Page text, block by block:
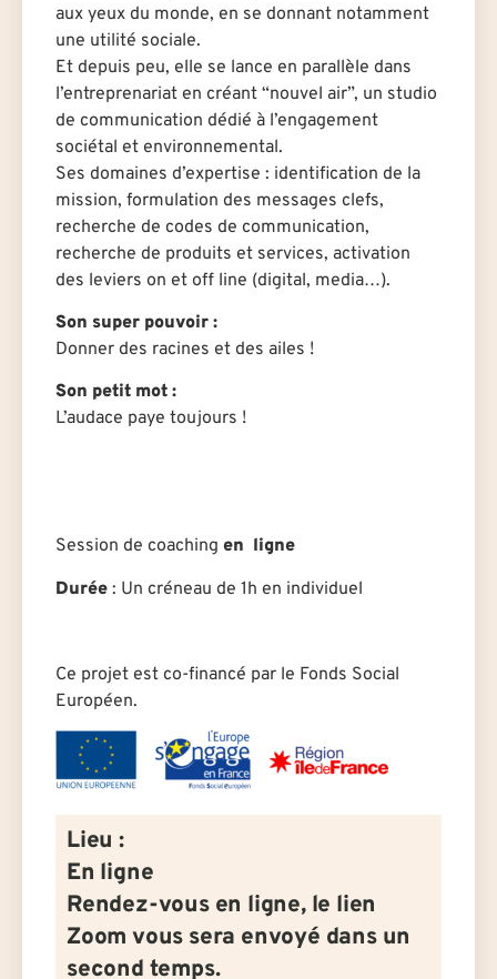
aux yeux du monde, en se donnant notamment
une utilité sociale.
Et depuis peu, elle se lance en parallèle dans
l’entreprenariat en créant “nouvel air”, un studio
de communication dédié à l’engagement
sociétal et environnemental.
Ses domaines d’expertise : identification de la
mission, formulation des messages clefs,
recherche de codes de communication,
recherche de produits et services, activation
des leviers on et off line (digital, media…).
Son super pouvoir :
Donner des racines et des ailes !
Son petit mot :
L’audace paye toujours !
Session de coaching en ligne
Durée : Un créneau de 1h en individuel
Ce projet est co-financé par le Fonds Social
Européen.
Lieu :
En ligne
Rendez-vous en ligne, le lien
Zoom vous sera envoyé dans un
second temps.